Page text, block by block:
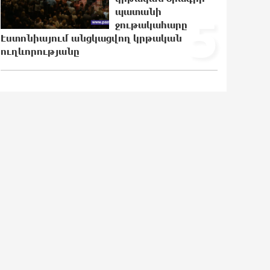
ամբողջությամբ վերածվել է մոխրի
21:30:30 5-08-2026
ԱՄՆ-ը հանել է Իրանի ԻՀՊԿ-ին
պատանի
ջութակահարը
Էստոնիայում անցկացվող կրթական
ուղևորությանը